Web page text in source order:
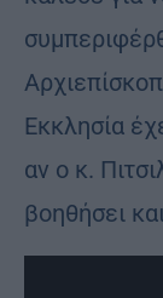
Εκκλησία
αν ο κ.
βοηθήσει